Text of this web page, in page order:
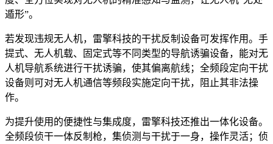
遁形”。
若发现违规无人机，雷擎科技的干扰反制设备可发挥作用。手
提式、无人机载、固定式等不同类型的导航诱骗设备，能对无
人机导航系统进行干扰诱骗，使其偏离航线；全频段定向干扰
设备则可对无人机通信等频段实施定向干扰，阻止其非法操
作。
为提升使用的便捷性与集成度，雷擎科技还推出一体化设备。
全频段侦干一体反制枪，集侦测与干扰于一身，操作灵活；侦